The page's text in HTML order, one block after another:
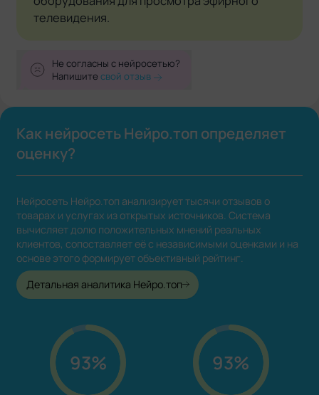
телевидения.
Не согласны с нейросетью?
Напишитесвой отзыв
Как нейросеть Нейро.топ определяет
оценку?
Нейросеть Нейро.топ анализирует тысячи отзывов о
товарах и услугах из открытых источников. Система
вычисляет долю положительных мнений реальных
клиентов, сопоставляет её с независимыми оценками и на
основе этого формирует объективный рейтинг.
Детальная аналитика Нейро.топ
93% 93%